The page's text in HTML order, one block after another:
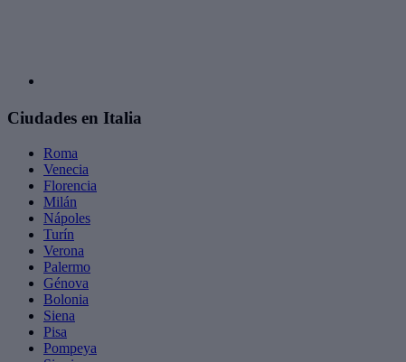
Ciudades en Italia
Roma
Venecia
Florencia
Milán
Nápoles
Turín
Verona
Palermo
Génova
Bolonia
Siena
Pisa
Pompeya